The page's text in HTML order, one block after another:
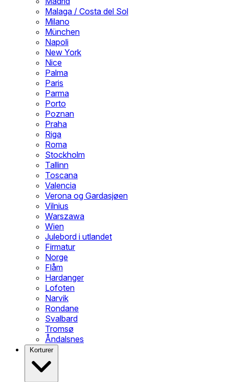
Malaga / Costa del Sol
Milano
München
Napoli
New York
Nice
Palma
Paris
Parma
Porto
Poznan
Praha
Riga
Roma
Stockholm
Tallinn
Toscana
Valencia
Verona og Gardasjøen
Vilnius
Warszawa
Wien
Julebord i utlandet
Firmatur
Norge
Flåm
Hardanger
Lofoten
Narvik
Rondane
Svalbard
Tromsø
Åndalsnes
Korturer